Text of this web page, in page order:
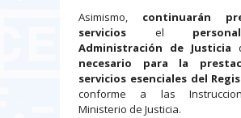
Asimismo, continuarán
servicios el
Administración de Justicia
necesario para la
servicios esenciales del
conforme a las
Ministerio de Justicia.